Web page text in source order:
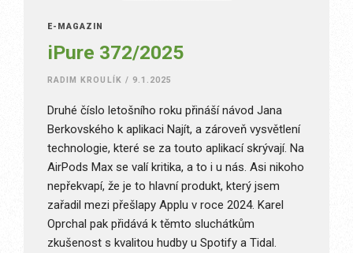
E-MAGAZÍN
iPure 372/2025
RADIM KROULÍK / 9.1.2025
Druhé číslo letošního roku přináší návod Jana
Berkovského k aplikaci Najít, a zároveň vysvětlení
technologie, které se za touto aplikací skrývají. Na
AirPods Max se valí kritika, a to i u nás. Asi nikoho
nepřekvapí, že je to hlavní produkt, který jsem
zařadil mezi přešlapy Applu v roce 2024. Karel
Oprchal pak přidává k těmto sluchátkům
zkušenost s kvalitou hudby u Spotify a Tidal.